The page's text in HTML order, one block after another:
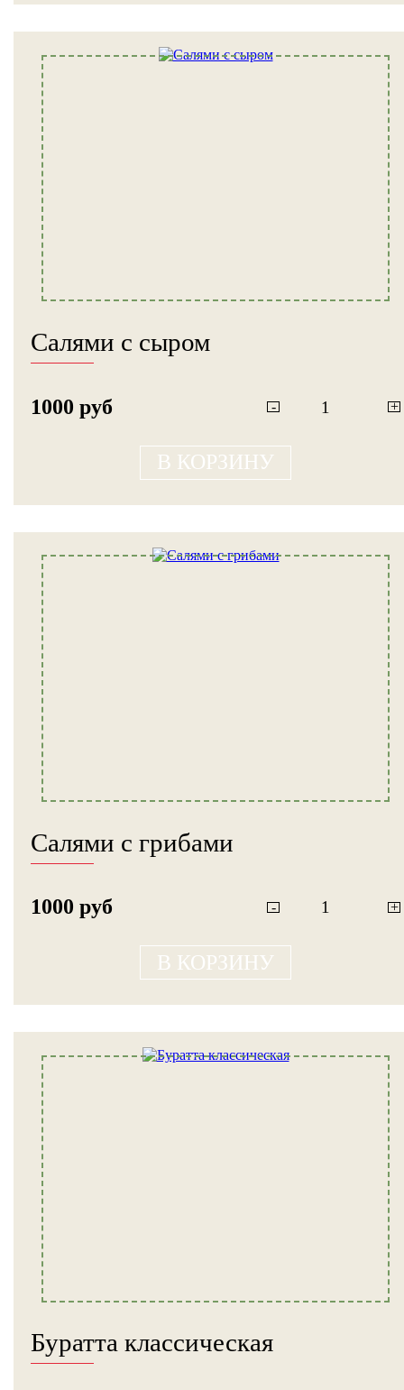
Салями с сыром
1000 руб - +
В КОРЗИНУ
Салями с грибами
1000 руб - +
В КОРЗИНУ
Буратта классическая